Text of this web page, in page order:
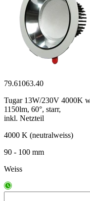
79.61063.40
Tugar 13W/230V 4000K
1150lm, 60°, starr,
inkl. Netzteil
4000 K (neutralweiss)
90 - 100 mm
Weiss